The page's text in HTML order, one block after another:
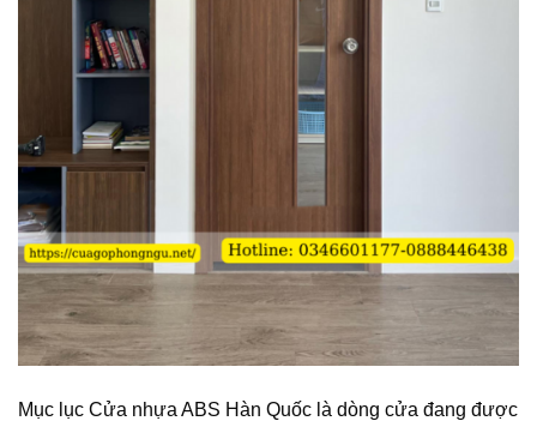
Mục lục Cửa nhựa ABS Hàn Quốc là dòng cửa đang được